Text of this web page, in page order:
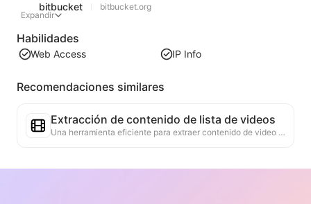
bitbucket
bitbucket.org
Expandir
Habilidades
Web Access IP Info
Recomendaciones similares
Extracción de contenido de lista de videos
Una herramienta eficiente para extraer contenido de video de páginas web, capaz de escanear rápidamente las páginas y organizar la información del video en una tabla estructurada en Markdown.
Análisis de Tendencias de Listas